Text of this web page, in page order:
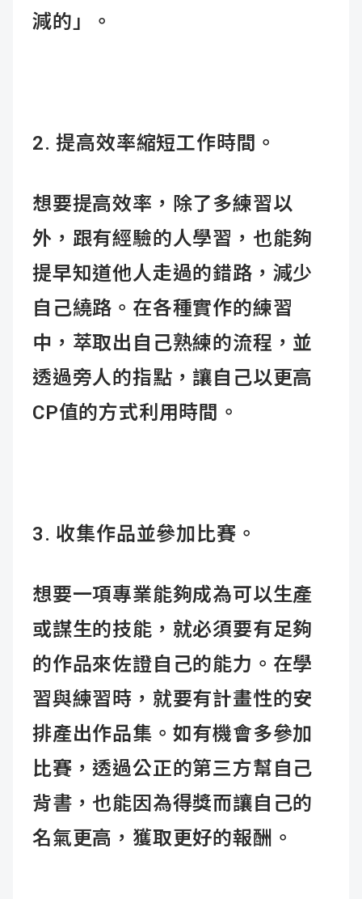
減的」。
2. 提高效率縮短工作時間。
想要提高效率，除了多練習以
外，跟有經驗的人學習，也能夠
提早知道他人走過的錯路，減少
自己繞路。在各種實作的練習
中，萃取出自己熟練的流程，並
透過旁人的指點，讓自己以更高
CP值的方式利用時間。
3. 收集作品並參加比賽。
想要一項專業能夠成為可以生產
或謀生的技能，就必須要有足夠
的作品來佐證自己的能力。在學
習與練習時，就要有計畫性的安
排產出作品集。如有機會多參加
比賽，透過公正的第三方幫自己
背書，也能因為得獎而讓自己的
名氣更高，獲取更好的報酬。